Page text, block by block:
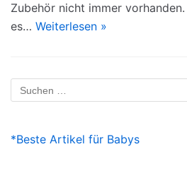
Zubehör nicht immer
es… Weiterlesen »
*Beste Artikel für Babys